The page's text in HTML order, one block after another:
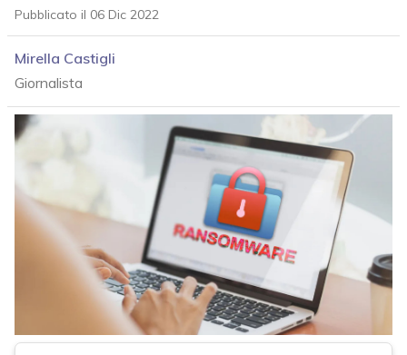
Pubblicato il 06 Dic 2022
Mirella Castigli
Giornalista